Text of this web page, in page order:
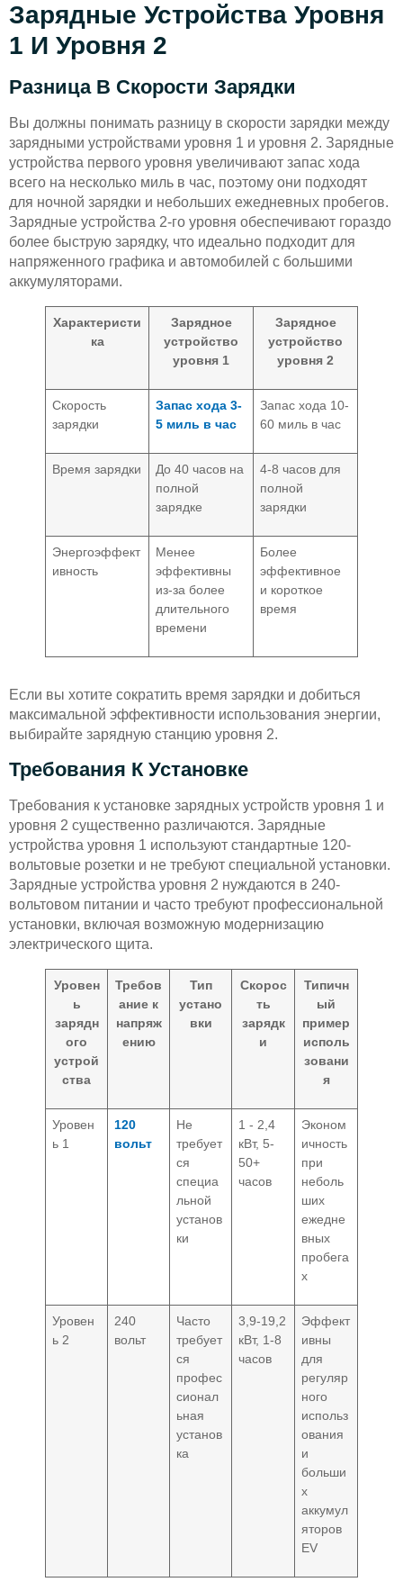
Зарядные Устройства Уровня
1 И Уровня 2
Разница В Скорости Зарядки
Вы должны понимать разницу в скорости зарядки между
зарядными устройствами уровня 1 и уровня 2. Зарядные
устройства первого уровня увеличивают запас хода
всего на несколько миль в час, поэтому они подходят
для ночной зарядки и небольших ежедневных пробегов.
Зарядные устройства 2-го уровня обеспечивают гораздо
более быструю зарядку, что идеально подходит для
напряженного графика и автомобилей с большими
аккумуляторами.
Характеристи
ка
Зарядное
устройство
уровня 1
Зарядное
устройство
уровня 2
Скорость
зарядки
Запас хода 3-
5 миль в час
Запас хода 10-
60 миль в час
Время зарядки
До 40 часов на
полной
зарядке
4-8 часов для
полной
зарядки
Энергоэффект
ивность
Менее
эффективны
из-за более
длительного
времени
Более
эффективное
и короткое
время
Если вы хотите сократить время зарядки и добиться
максимальной эффективности использования энергии,
выбирайте зарядную станцию уровня 2.
Требования К Установке
Требования к установке зарядных устройств уровня 1 и
уровня 2 существенно различаются. Зарядные
устройства уровня 1 используют стандартные 120-
вольтовые розетки и не требуют специальной установки.
Зарядные устройства уровня 2 нуждаются в 240-
вольтовом питании и часто требуют профессиональной
установки, включая возможную модернизацию
электрического щита.
Уровен
ь
зарядн
ого
устрой
ства
Требов
ание к
напряж
ению
Тип
устано
вки
Скорос
ть
зарядк
и
Типичн
ый
пример
исполь
зовани
я
Уровен
ь 1
120
вольт
Не
требует
ся
специа
льной
установ
ки
1 - 2,4
кВт, 5-
50+
часов
Эконом
ичность
при
неболь
ших
ежедне
вных
пробега
х
Уровен
ь 2
240
вольт
Часто
требует
ся
профес
сионал
ьная
установ
ка
3,9-19,2
кВт, 1-8
часов
Эффект
ивны
для
регуляр
ного
использ
ования
и
больши
х
аккумул
яторов
EV